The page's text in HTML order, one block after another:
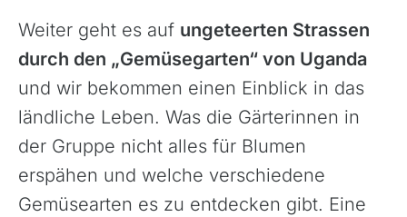
Weiter geht es auf ungeteerten Strassen
durch den „Gemüsegarten“ von Uganda
und wir bekommen einen Einblick in das
ländliche Leben. Was die Gärterinnen in
der Gruppe nicht alles für Blumen
erspähen und welche verschiedene
Gemüsearten es zu entdecken gibt. Eine